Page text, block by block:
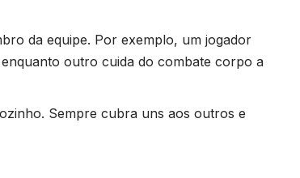
da equipe. Por exemplo, um jogador
outro cuida do combate corpo a
Sempre cubra uns aos outros e